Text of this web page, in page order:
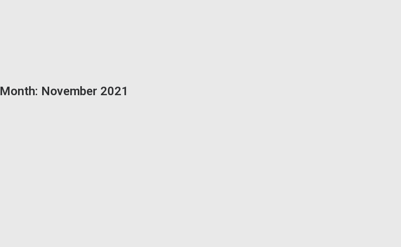
Month: November 2021